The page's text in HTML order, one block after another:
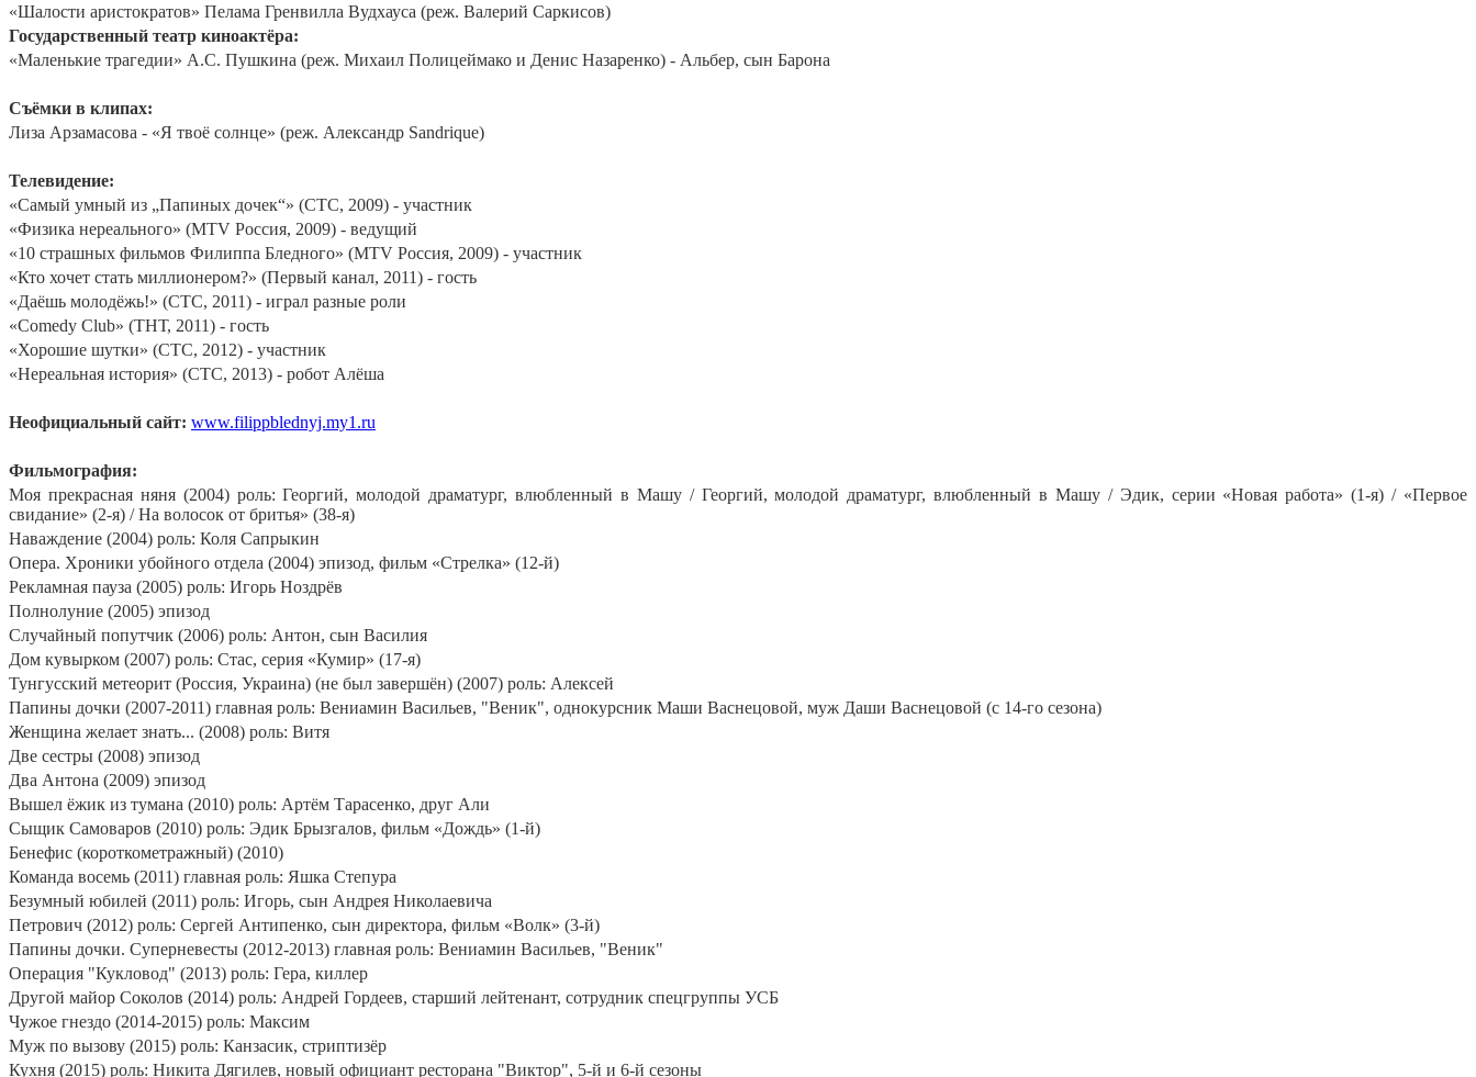
«Шалости аристократов» Пелама Гренвилла Вудхауса (реж. Валерий Саркисов)
Государственный театр киноактёра:
«Маленькие трагедии» А.С. Пушкина (реж. Михаил Полицеймако и Денис Назаренко) - Альбер, сын Барона
Съёмки в клипах:
Лиза Арзамасова - «Я твоё солнце» (реж. Александр Sandrique)
Телевидение:
«Самый умный из „Папиных дочек“» (СТС, 2009) - участник
«Физика нереального» (MTV Россия, 2009) - ведущий
«10 страшных фильмов Филиппа Бледного» (MTV Россия, 2009) - участник
«Кто хочет стать миллионером?» (Первый канал, 2011) - гость
«Даёшь молодёжь!» (СТС, 2011) - играл разные роли
«Comedy Club» (ТНТ, 2011) - гость
«Хорошие шутки» (СТС, 2012) - участник
«Нереальная история» (СТС, 2013) - робот Алёша
Неофициальный сайт: www.filippblednyj.my1.ru
Фильмография:
Моя прекрасная няня (2004) роль: Георгий, молодой драматург, влюбленный в Машу / Георгий, молодой драматург, влюбленный в Машу / Эдик, серии «Новая работа» (1-я) / «Первое
свидание» (2-я) / На волосок от бритья» (38-я)
Наваждение (2004) роль: Коля Сапрыкин
Опера. Хроники убойного отдела (2004) эпизод, фильм «Стрелка» (12-й)
Рекламная пауза (2005) роль: Игорь Ноздрёв
Полнолуние (2005) эпизод
Случайный попутчик (2006) роль: Антон, сын Василия
Дом кувырком (2007) роль: Стас, серия «Кумир» (17-я)
Тунгусский метеорит (Россия, Украина) (не был завершён) (2007) роль: Алексей
Папины дочки (2007-2011) главная роль: Вениамин Васильев, "Веник", однокурсник Маши Васнецовой, муж Даши Васнецовой (с 14-го сезона)
Женщина желает знать... (2008) роль: Витя
Две сестры (2008) эпизод
Два Антона (2009) эпизод
Вышел ёжик из тумана (2010) роль: Артём Тарасенко, друг Али
Сыщик Самоваров (2010) роль: Эдик Брызгалов, фильм «Дождь» (1-й)
Бенефис (короткометражный) (2010)
Команда восемь (2011) главная роль: Яшка Степура
Безумный юбилей (2011) роль: Игорь, сын Андрея Николаевича
Петрович (2012) роль: Сергей Антипенко, сын директора, фильм «Волк» (3-й)
Папины дочки. Суперневесты (2012-2013) главная роль: Вениамин Васильев, "Веник"
Операция "Кукловод" (2013) роль: Гера, киллер
Другой майор Соколов (2014) роль: Андрей Гордеев, старший лейтенант, сотрудник спецгруппы УСБ
Чужое гнездо (2014-2015) роль: Максим
Муж по вызову (2015) роль: Канзасик, стриптизёр
Кухня (2015) роль: Никита Дягилев, новый официант ресторана "Виктор", 5-й и 6-й сезоны